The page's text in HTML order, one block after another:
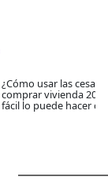
¿Cómo usar las
comprar vivienda
fácil lo puede hacer